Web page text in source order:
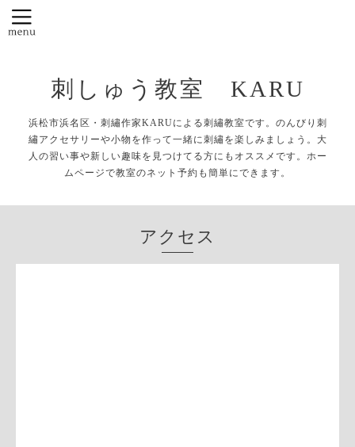
刺しゅう教室 KARU
浜松市浜名区・刺繡作家KARUによる刺繡教室です。のんびり刺
繡アクセサリーや小物を作って一緒に刺繡を楽しみましょう。大
人の習い事や新しい趣味を見つけてる方にもオススメです。ホー
ムページで教室のネット予約も簡単にできます。
アクセス